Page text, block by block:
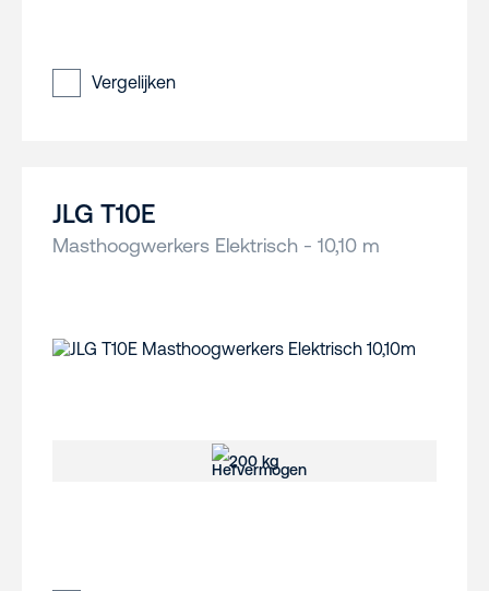
Vergelijken
JLG T10E
Masthoogwerkers Elektrisch - 10,10 m
200 kg